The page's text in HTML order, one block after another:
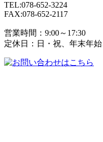
TEL:078-652-3224
FAX:078-652-2117
営業時間：9:00～17:30
定休日：日・祝、年末年